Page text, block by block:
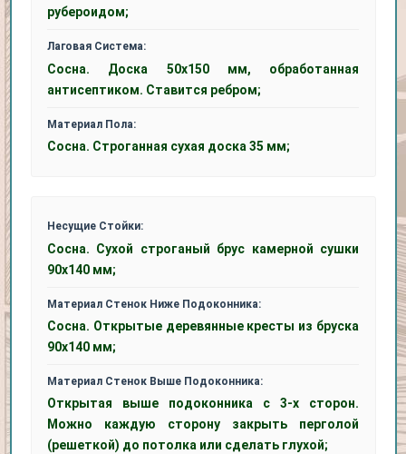
рубероидом;
Лаговая Система:
Сосна. Доска 50x150 мм, обработанная
антисептиком. Ставится ребром;
Материал Пола:
Сосна. Строганная сухая доска 35 мм;
Несущие Стойки:
Сосна. Сухой строганый брус камерной сушки
90х140 мм;
Материал Стенок Ниже Подоконника:
Сосна. Открытые деревянные кресты из бруска
90x140 мм;
Материал Стенок Выше Подоконника:
Открытая выше подоконника с 3-х сторон.
Можно каждую сторону закрыть перголой
(решеткой) до потолка или сделать глухой;